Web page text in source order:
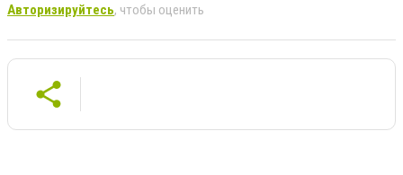
Авторизируйтесь, чтобы оценить